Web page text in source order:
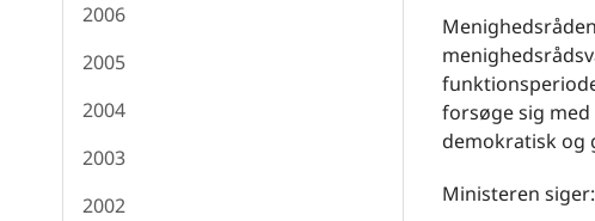
2006
2005
2004
2003
2002
forsøge sig
demokratisk og
Ministeren siger: